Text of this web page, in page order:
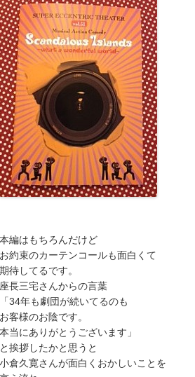
本編はもちろんだけど
お約束のカーテンコールも面白くて
期待してるです。
座長三宅さんからの言葉
「34年も劇団が続いてるのも
お客様のお陰です。
本当にありがとうございます」
と挨拶したかと思うと
小倉久寛さんが面白くおかしいことを